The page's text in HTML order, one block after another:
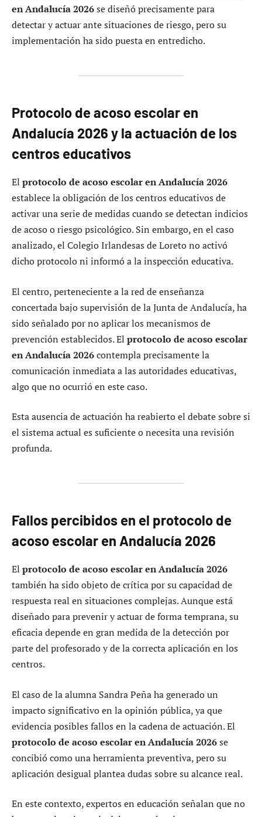
en Andalucía 2026se diseñó precisamente para
detectar y actuar ante situaciones de riesgo, pero su
implementación ha sido puesta en entredicho.
Protocolo de acoso escolar en
Andalucía 2026 y la actuación de los
centros educativos
El protocolo de acoso escolar en Andalucía 2026
establece la obligación de los centros educativos de
activar una serie de medidas cuando se detectan indicios
de acoso o riesgo psicológico. Sin embargo, en el caso
analizado, el Colegio Irlandesas de Loreto no activó
dicho protocolo ni informó a la inspección educativa.
El centro, perteneciente a la red de enseñanza
concertada bajo supervisión de la Junta de Andalucía, ha
sido señalado por no aplicar los mecanismos de
prevención establecidos. El protocolo de acoso escolar
en Andalucía 2026contempla precisamente la
comunicación inmediata a las autoridades educativas,
algo que no ocurrió en este caso.
Esta ausencia de actuación ha reabierto el debate sobre si
el sistema actual es suficiente o necesita una revisión
profunda.
Fallos percibidos en el protocolo de
acoso escolar en Andalucía 2026
El protocolo de acoso escolar en Andalucía 2026
también ha sido objeto de crítica por su capacidad de
respuesta real en situaciones complejas. Aunque está
diseñado para prevenir y actuar de forma temprana, su
eficacia depende en gran medida de la detección por
parte del profesorado y de la correcta aplicación en los
centros.
El caso de la alumna Sandra Peña ha generado un
impacto significativo en la opinión pública, ya que
evidencia posibles fallos en la cadena de actuación. El
protocolo de acoso escolar en Andalucía 2026se
concibió como una herramienta preventiva, pero su
aplicación desigual plantea dudas sobre su alcance real.
En este contexto, expertos en educación señalan que no